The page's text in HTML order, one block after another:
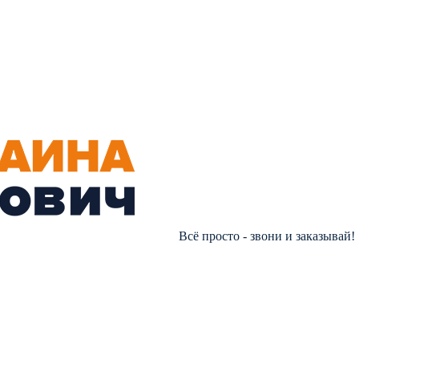
Всё просто - звони и заказывай!